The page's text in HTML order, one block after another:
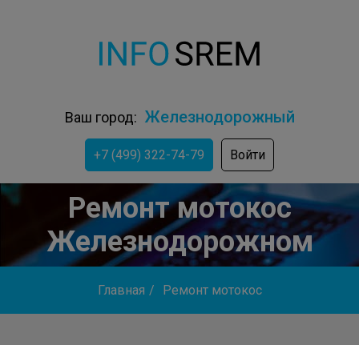
Ваш город: Железнодорожный
+7 (499) 322-74-79 Войти
Ремонт мотокос
Железнодорожном
Главная / Ремонт мотокос